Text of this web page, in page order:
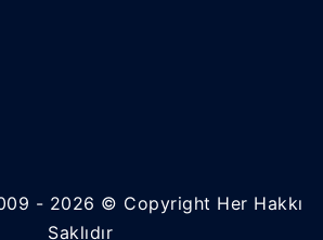
- 2026 © Copyright Her Hakkı
Saklıdır